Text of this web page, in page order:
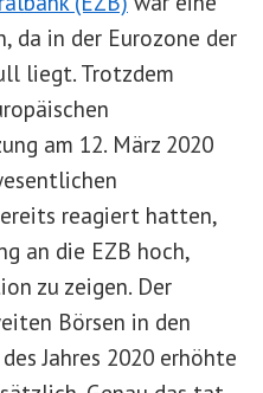
da in der Eurozone der
liegt. Trotzdem
am 12. März 2020
reagiert hatten,
an die EZB hoch,
zu zeigen. Der
Börsen in den
Jahres 2020 erhöhte